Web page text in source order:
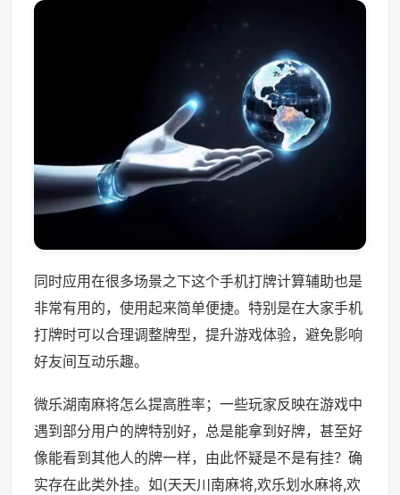
同时应用在很多场景之下这个手机打牌计算辅助也是
非常有用的，使用起来简单便捷。特别是在大家手机
打牌时可以合理调整牌型，提升游戏体验，避免影响
好友间互动乐趣。
微乐湖南麻将怎么提高胜率；一些玩家反映在游戏中
遇到部分用户的牌特别好，总是能拿到好牌，甚至好
像能看到其他人的牌一样，由此怀疑是不是有挂？确
实存在此类外挂。如(天天川南麻将,欢乐划水麻将,欢